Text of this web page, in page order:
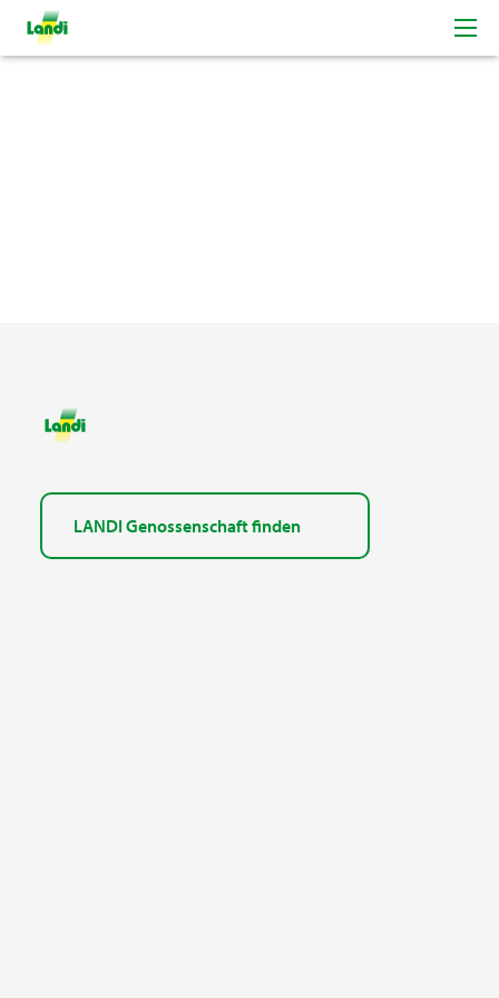
LANDI Genossenschaft finden